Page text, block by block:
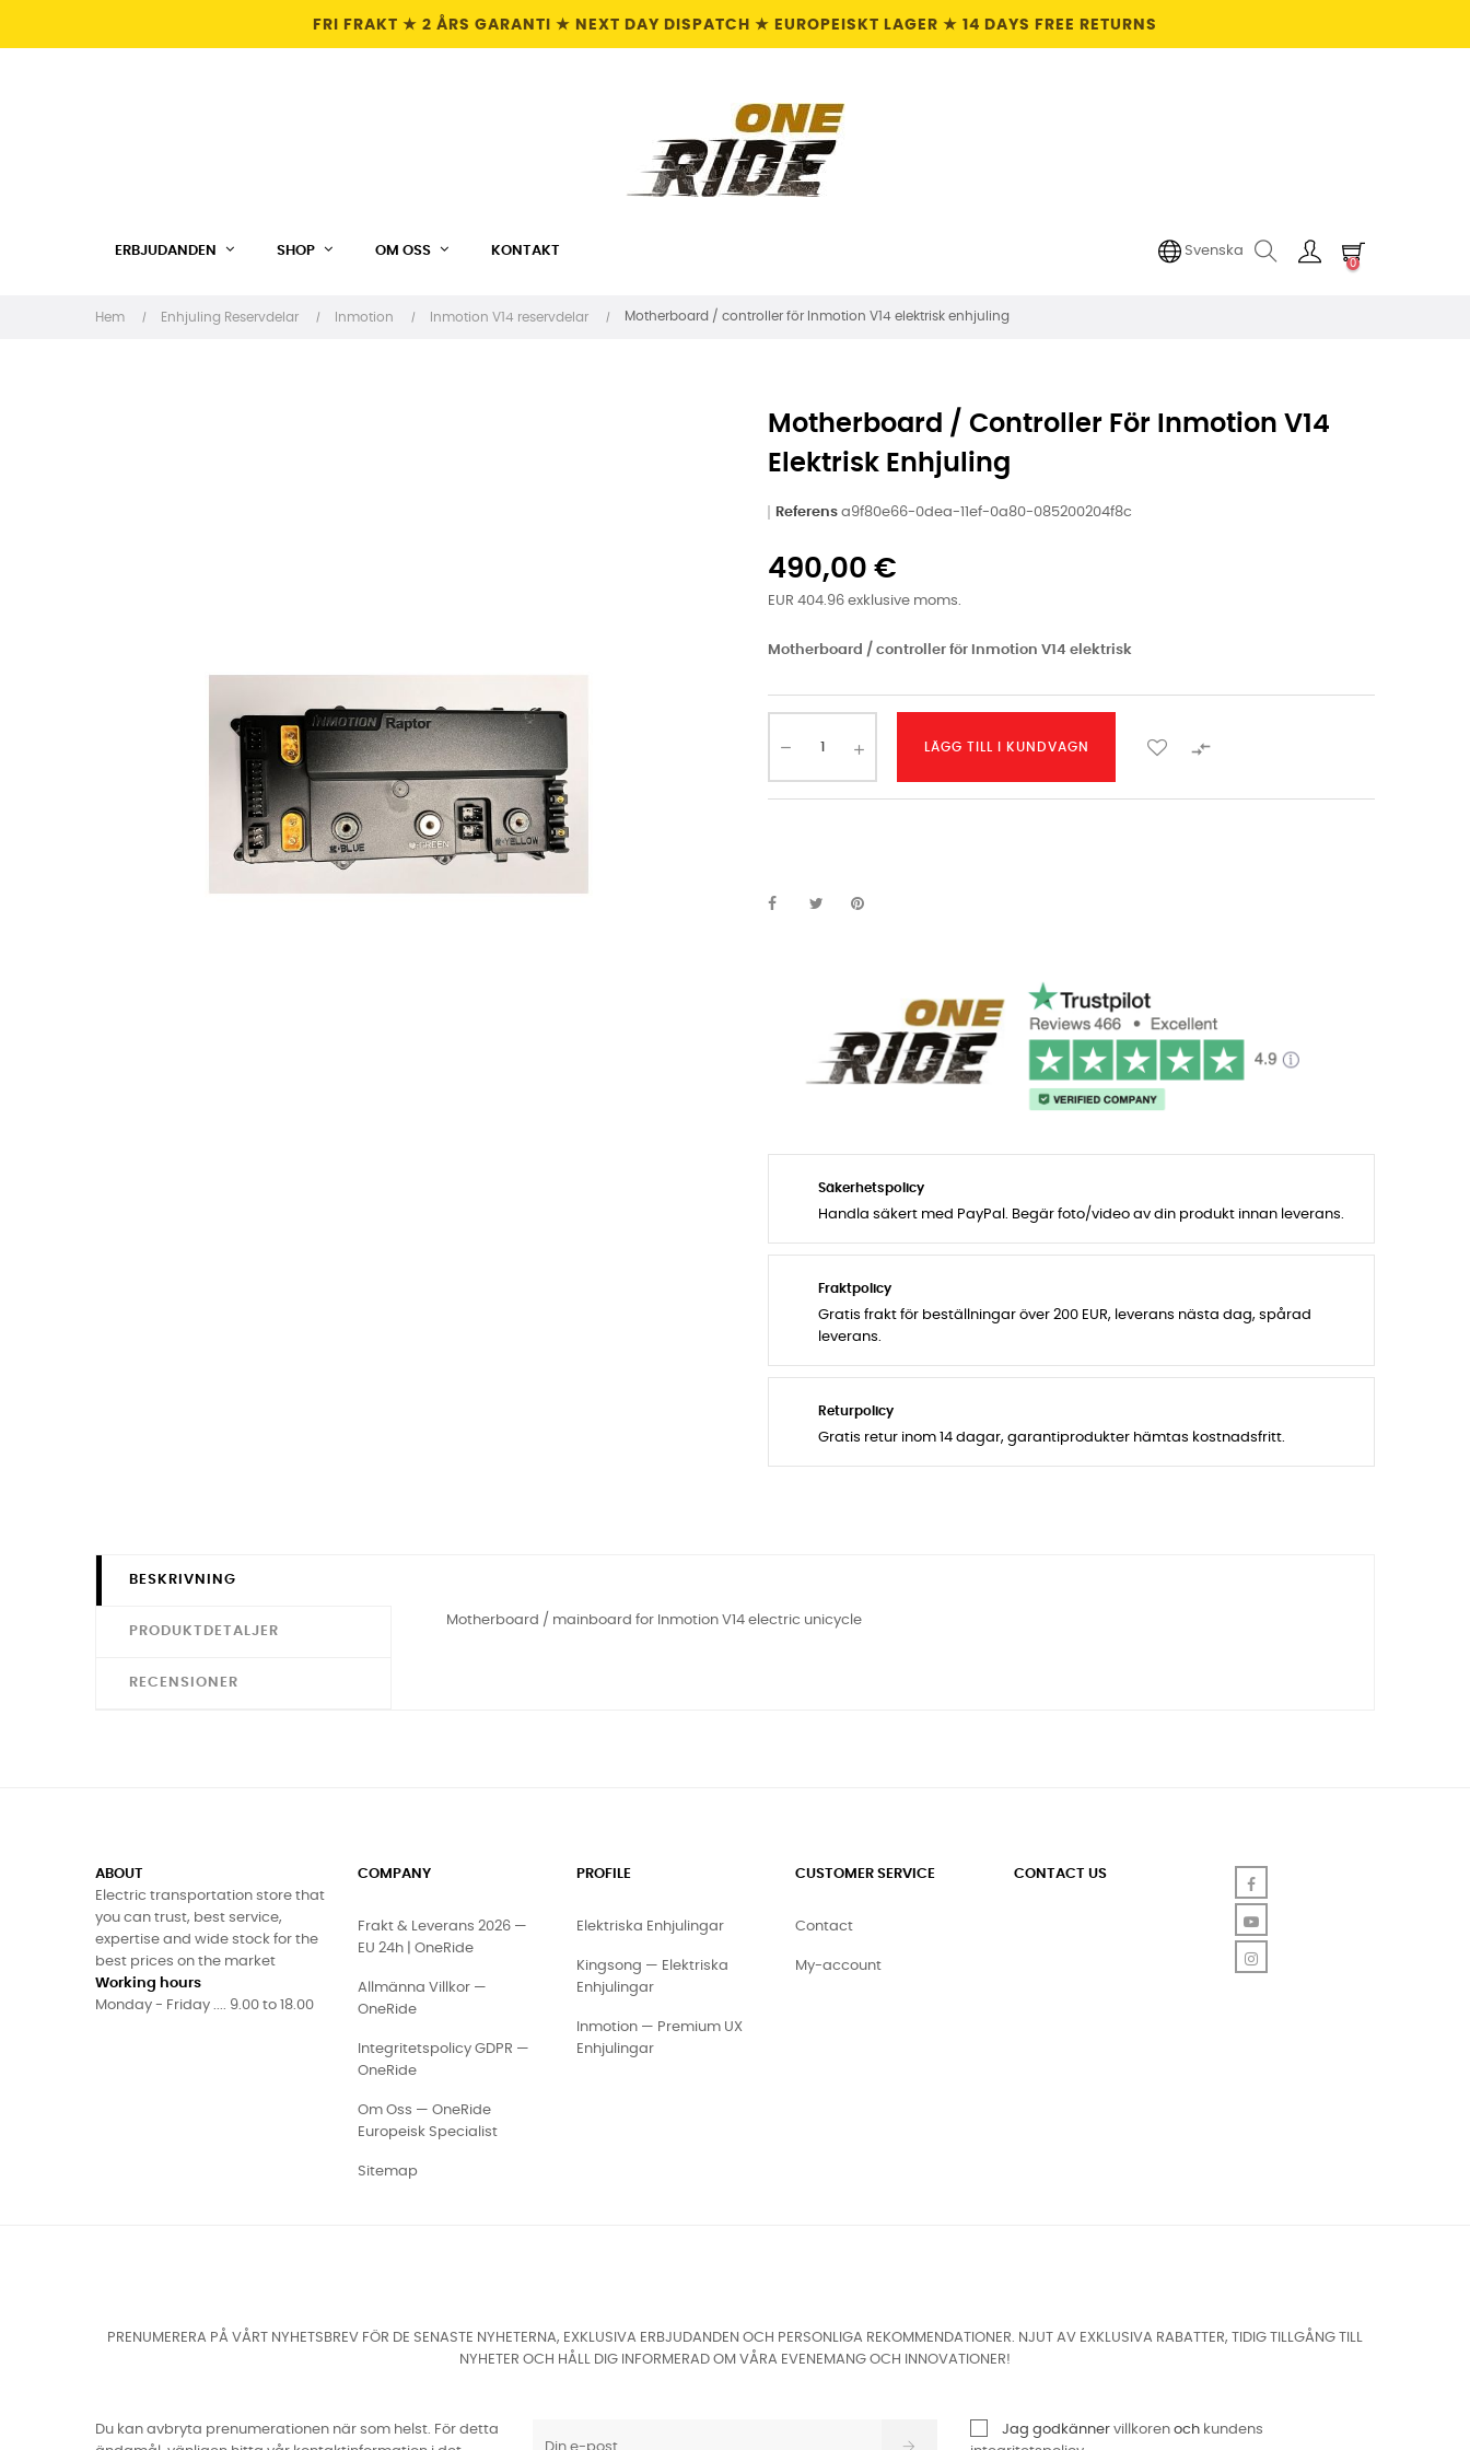
FRI FRAKT ★ 2 ÅRS GARANTI ★ NEXT DAY DISPATCH ★ EUROPEISKT LAGER ★ 14 DAYS FREE RETURNS
ERBJUDANDEN SHOP OM OSS KONTAKT Svenska
0
Hem Enhjuling Reservdelar Inmotion Inmotion V14 reservdelar Motherboard / controller för Inmotion V14 elektrisk enhjuling
Motherboard / Controller För Inmotion V14
Elektrisk Enhjuling
Referens a9f80e66-0dea-11ef-0a80-085200204f8c
490,00 €
EUR 404.96 exklusive moms.
Motherboard / controller för Inmotion V14 elektrisk
LÄGG TILL I KUNDVAGN 
Säkerhetspolicy
Handla säkert med PayPal. Begär foto/video av din produkt innan leverans.
Fraktpolicy
Gratis frakt för beställningar över 200 EUR, leverans nästa dag, spårad
leverans.
Returpolicy
Gratis retur inom 14 dagar, garantiprodukter hämtas kostnadsfritt.
BESKRIVNING
PRODUKTDETALJER
RECENSIONER
Motherboard / mainboard for Inmotion V14 electric unicycle
ABOUT
Electric transportation store that
you can trust, best service,
expertise and wide stock for the
best prices on the market
Working hours
Monday - Friday .... 9.00 to 18.00
COMPANY
Frakt & Leverans 2026 —
EU 24h | OneRide
Allmänna Villkor —
OneRide
Integritetspolicy GDPR —
OneRide
Om Oss — OneRide
Europeisk Specialist
Sitemap
PROFILE
Elektriska Enhjulingar
Kingsong — Elektriska
Enhjulingar
Inmotion — Premium UX
Enhjulingar
CUSTOMER SERVICE
Contact
My-account
CONTACT US
PRENUMERERA PÅ VÅRT NYHETSBREV FÖR DE SENASTE NYHETERNA, EXKLUSIVA ERBJUDANDEN OCH PERSONLIGA REKOMMENDATIONER. NJUT AV EXKLUSIVA RABATTER, TIDIG TILLGÅNG TILL
NYHETER OCH HÅLL DIG INFORMERAD OM VÅRA EVENEMANG OCH INNOVATIONER!
Du kan avbryta prenumerationen när som helst. För detta
Jag godkänner villkorenoch kundens